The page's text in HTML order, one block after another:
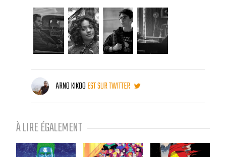
ARNO KIKOOEST SUR TWITTER
À LIRE ÉGALEMENT